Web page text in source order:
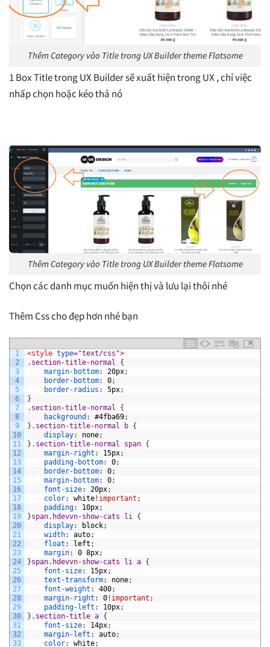
Thêm Category vào Title trong UX Builder theme Flatsome
1 Box Title trong UX Builder sẽ xuất hiện trong UX , chỉ việc
nhấp chọn hoặc kéo thả nó
Thêm Category vào Title trong UX Builder theme Flatsome
Chọn các danh mục muốn hiện thị và lưu lại thôi nhé
Thêm Css cho đẹp hơn nhé bạn
1
2
3
4
5
6
7
8
9
10
11
12
13
14
15
16
17
18
19
20
21
22
23
24
25
26
27
28
29
30
31
32
33
<style type="text/css">
.section-title-normal {
margin-bottom: 20px;
border-bottom: 0;
border-radius : 5px;
}
.section-title-normal {
background : #4fba69;
} .section-title-normal b {
display: none;
} .section-title-normal span {
margin-right : 15px;
padding-bottom: 0;
border-bottom: 0;
margin-bottom: 0;
font-size: 20px;
color: white !important ;
padding: 10px;
}span.hdevvn-show-cats li {
display: block;
width: auto;
float : left ;
margin: 0 8px;
}span.hdevvn-show-cats li a {
font-size: 15px;
text-transform: none;
font-weight : 400;
margin-right : 0 !important ;
padding-left : 10px;
} .section-title a {
font-size: 14px;
margin-left : auto;
color: white;